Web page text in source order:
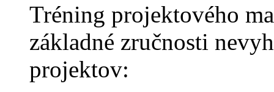
Tréning projektového
základné zručnosti
projektov: